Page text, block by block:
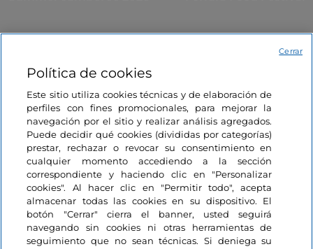
Emilia-Romagna, Ferrara
Información del sitio
Enlaces útiles
Política de cookies
Este sitio utiliza cookies técnicas y de elaboración de
perfiles con fines promocionales, para mejorar la
navegación por el sitio y realizar análisis agregados.
Puede decidir qué cookies (divididas por categorías)
prestar, rechazar o revocar su consentimiento en
cualquier momento accediendo a la sección
correspondiente y haciendo clic en "Personalizar
cookies". Al hacer clic en "Permitir todo", acepta
almacenar todas las cookies en su dispositivo. El
botón "Cerrar" cierra el banner, usted seguirá
navegando sin cookies ni otras herramientas de
seguimiento que no sean técnicas. Si deniega su
Cerrar